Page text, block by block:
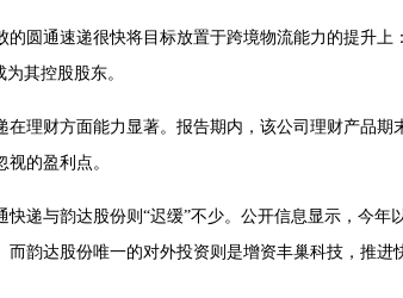
的圆通速递很快将目标放置于跨境物流能力的提升
其控股股东。
在理财方面能力显著。报告期内，该公司理财产品期
的盈利点。
快递与韵达股份则“迟缓”不少。公开信息显示，今
而韵达股份唯一的对外投资则是增资丰巢科技，推进